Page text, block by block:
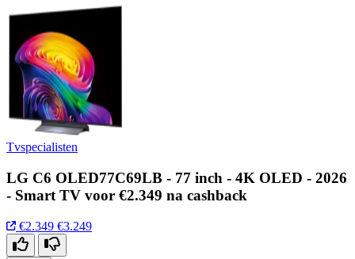
Tvspecialisten
LG C6 OLED77C69LB - 77 inch - 4K OLED - 2026
- Smart TV voor €2.349 na cashback
€2.349 €3.249